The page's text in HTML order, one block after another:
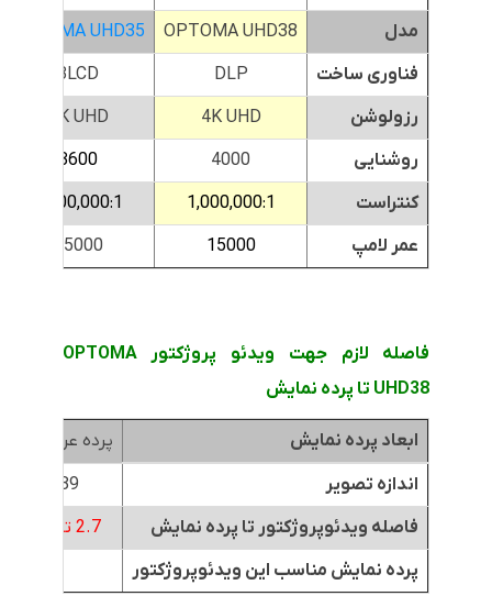
مدل OPTOMA UHD38
OPTOMA UHD35
فناوری ساخت
DLP
3LCD
رزولوشن
4K UHD
4K UHD
روشنایی
4000
3600
کنتراست
1,000,000:1
1,000,000:1
عمر لامپ
15000
15000
فاصله لازم جهت ویدئو پروژکتور OPTOMA
UHD38 تا پرده نمایش
ابعاد پرده نمایش
پرده عرض 1.8متر
اندازه تصویر
89 اینچ
فاصله ویدئوپروژکتور تا پرده نمایش
2.7 تا 2.9
پرده نمایش مناسب این ویدئوپروژکتور